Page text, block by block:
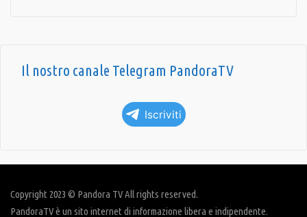
Il nostro canale Telegram PandoraTV
Iscriviti
Copyright 2023 © Pandora TV All rights reserved.
PandoraTV è un sito internet di informazione libera e indipendente.